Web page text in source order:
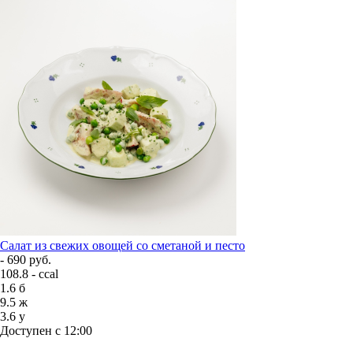
Салат из свежих овощей со сметаной и песто
- 690 руб.
108.8 - ccal
1.6 б
9.5 ж
3.6 у
Доступен с 12:00